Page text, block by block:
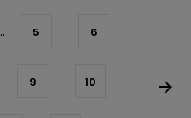
... 5 6
9 10 arrow_forward